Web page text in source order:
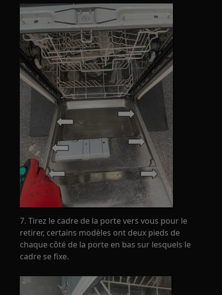
7. Tirez le cadre de la porte vers vous pour le
retirer, certains modèles ont deux pieds de
chaque côté de la porte en bas sur lesquels le
cadre se fixe.